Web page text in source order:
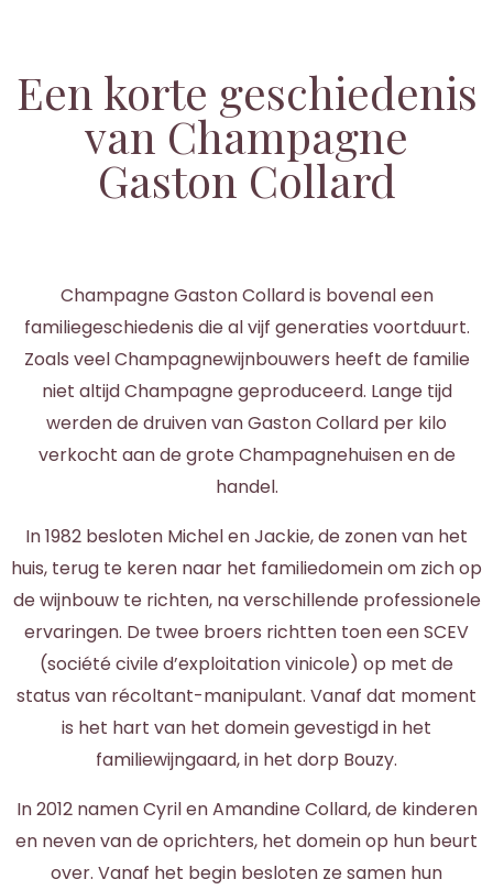
Een korte geschiedenis
van Champagne
Gaston Collard
Champagne Gaston Collard is bovenal een
familiegeschiedenis die al vijf generaties voortduurt.
Zoals veel Champagnewijnbouwers heeft de familie
niet altijd Champagne geproduceerd. Lange tijd
werden de druiven van Gaston Collard per kilo
verkocht aan de grote Champagnehuisen en de
handel.
In 1982 besloten Michel en Jackie, de zonen van het
huis, terug te keren naar het familiedomein om zich op
de wijnbouw te richten, na verschillende professionele
ervaringen. De twee broers richtten toen een SCEV
(société civile d’exploitation vinicole) op met de
status van récoltant-manipulant. Vanaf dat moment
is het hart van het domein gevestigd in het
familiewijngaard, in het dorp Bouzy.
In 2012 namen Cyril en Amandine Collard, de kinderen
en neven van de oprichters, het domein op hun beurt
over. Vanaf het begin besloten ze samen hun